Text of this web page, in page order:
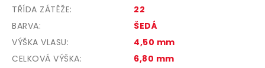
TŘÍDA ZÁTĚŽE:
22
BARVA:
ŠEDÁ
VÝŠKA VLASU:
4,50 mm
CELKOVÁ VÝŠKA:
6,80 mm